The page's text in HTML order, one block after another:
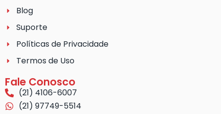
Blog
Suporte
Políticas de Privacidade
Termos de Uso
Fale Conosco
(21) 4106-6007
(21) 97749-5514